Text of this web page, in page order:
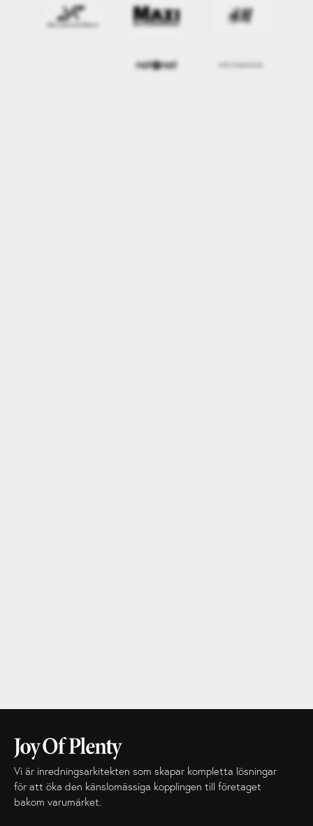
Vi är inredningsarkitekten som skapar kompletta lösningar
för att öka den känslomässiga kopplingen till företaget
bakom varumärket.